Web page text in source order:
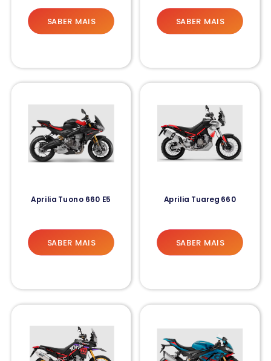
SABER MAIS SABER MAIS
Aprilia Tuono 660 E5
SABER MAIS
Aprilia Tuareg 660
SABER MAIS